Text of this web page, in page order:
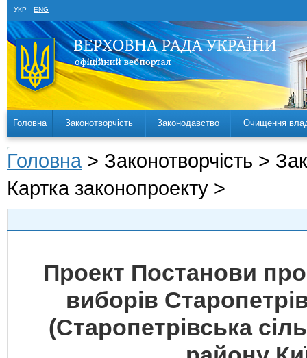
УКР ENG
Головна Законотворчість Законодавство Очищення
Головна > Законотворчість >
Картка законопроекту >
Проект Постанови
виборів
(Старопетрівська